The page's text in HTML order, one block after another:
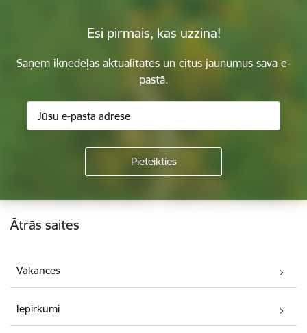
Esi pirmais, kas uzzina!
Saņem iknedēļas aktualitātes un citus jaunumus savā e-
pastā.
Kājene
Ātrās saites
Vakances
Iepirkumi